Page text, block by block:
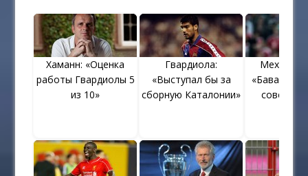
Хаманн: «Оценка
работы Гвардиолы 5
из 10»
Гвардиола:
«Выступал бы за
сборную Каталонии»
Мехди
«Бавария»